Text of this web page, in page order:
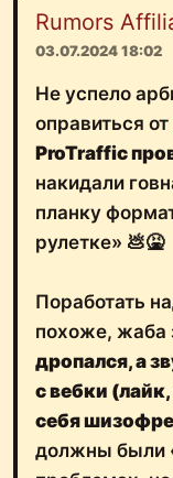
Rumors
03.07.2024 18:02
Не успело
оправиться от
ProTraffic
накидали
планку
рулетке» 💩🤮
Поработать
похоже, жаба
дропался, а
с вебки
себя
должны были